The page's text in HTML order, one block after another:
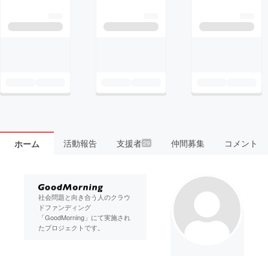
ホーム 活動報告 支援者29 仲間募集 コメント
社会問題と向き合う人のクラウ
ドファンディング
「GoodMorning」にて実施され
たプロジェクトです。